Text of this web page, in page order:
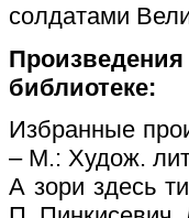
солдатами
библиотеке:
Избранные
– М.: Худож.
А зори здесь